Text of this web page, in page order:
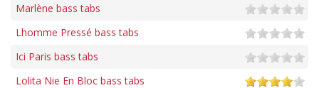
Marlène bass tabs
Lhomme Pressé bass tabs
Ici Paris bass tabs
Lolita Nie En Bloc bass tabs